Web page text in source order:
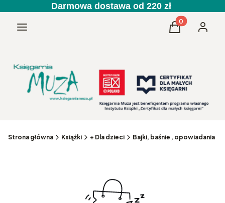
Darmowa dostawa od 220 zł
Menu Produkty w
Koszyk
Strona główna Książki + Dla dzieci Bajki, baśnie , opowiadania